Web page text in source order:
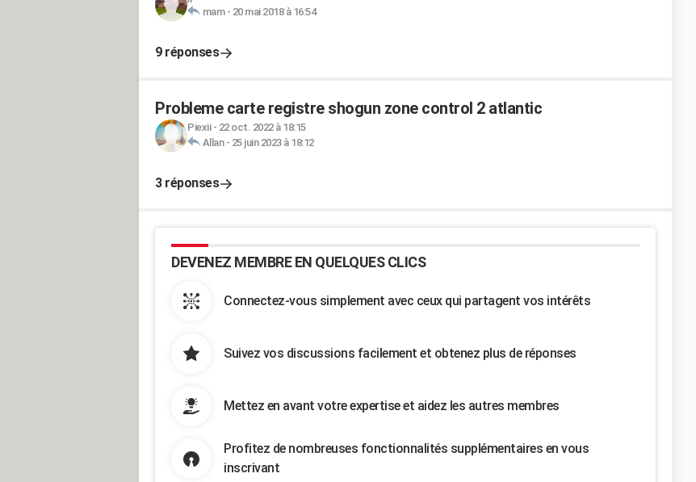
mam- 20 mai 2018 à 16:54
9 réponses
Probleme carte registre shogun zone control 2 atlantic
Piexii- 22 oct. 2022 à 18:15
Allan- 25 juin 2023 à 18:12
3 réponses
DEVENEZ MEMBRE EN QUELQUES CLICS
Connectez-vous simplement avec ceux qui partagent vos intérêts
Suivez vos discussions facilement et obtenez plus de réponses
Mettez en avant votre expertise et aidez les autres membres
Profitez de nombreuses fonctionnalités supplémentaires en vous
inscrivant